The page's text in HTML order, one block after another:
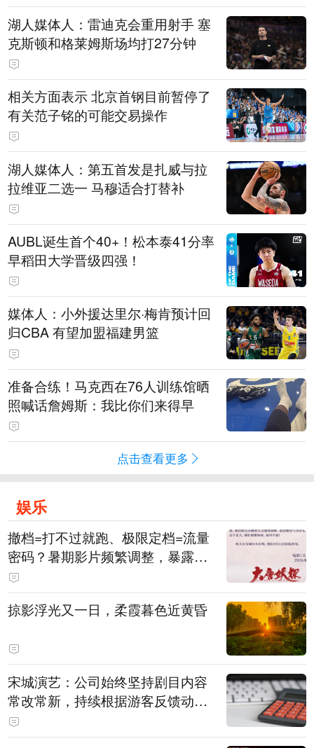
湖人媒体人：雷迪克会重用射手 塞
克斯顿和格莱姆斯场均打27分钟
相关方面表示 北京首钢目前暂停了
有关范子铭的可能交易操作
湖人媒体人：第五首发是扎威与拉
拉维亚二选一 马穆适合打替补
AUBL诞生首个40+！松本泰41分率
早稻田大学晋级四强！
媒体人：小外援达里尔·梅肯预计回
归CBA 有望加盟福建男篮
准备合练！马克西在76人训练馆晒
照喊话詹姆斯：我比你们来得早
点击查看更多
娱乐
撤档=打不过就跑、极限定档=流量
密码？暑期影片频繁调整，暴露市
场痛点
掠影浮光又一日，柔霞暮色近黄昏
宋城演艺：公司始终坚持剧目内容
常改常新，持续根据游客反馈动态
优化节目配比